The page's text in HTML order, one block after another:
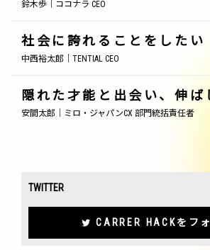
鈴木歩｜ココナラ CEO
社会に誇れることをしたい
中西裕太郎｜TENTIAL CEO
隠れた才能と出会い、伸ば
安間太郎｜ミロ・ジャパンCX 部門統括責任者
TWITTER
CARRER HACKをフ